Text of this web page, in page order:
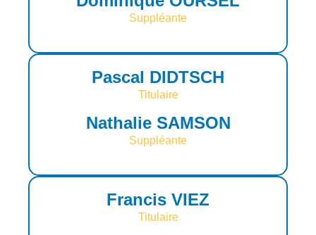
Suppléante
Pascal DIDTSCH
Titulaire
Nathalie SAMSON
Suppléante
Francis VIEZ
Titulaire